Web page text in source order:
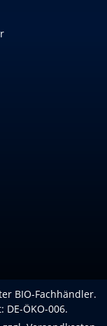
BIO-Fachhändler.
ÖKO-006.